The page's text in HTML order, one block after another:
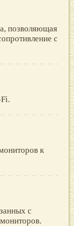
позволяющая
с
к
с